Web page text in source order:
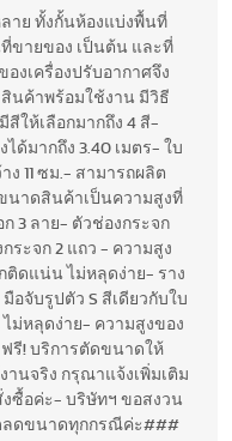
าย ทั้งกั้นห้องแบ่งพื้นที่
ขายของ เป็นต้น และที่
งเครื่องปรับอากาศจึง
นค้าพร้อมใช้งาน มีวิธี
สีให้เลือกมากถึง 4 สี-
ด้มากถึง 3.40 เมตร- ใบ
ง 11 ซม.- สามารถผลิต
นาดสินค้าเป็นความสูงที่
3 ลาย- ตัวช่องกระจก
ระจก 2 แถว - ความสูง
ติดแน่น ไม่หลุดง่าย- ราง
อจับรูปตัว S สีเดียวกับใบ
ม่หลุดง่าย- ความสูงของ
รี! บริการตัดขนาดให้
านจริง กรุณาแจ้งเพิ่มเติม
ซื้อค่ะ- บริษัทฯ ขอสงวน
ลดขนาดทุกกรณีค่ะ###